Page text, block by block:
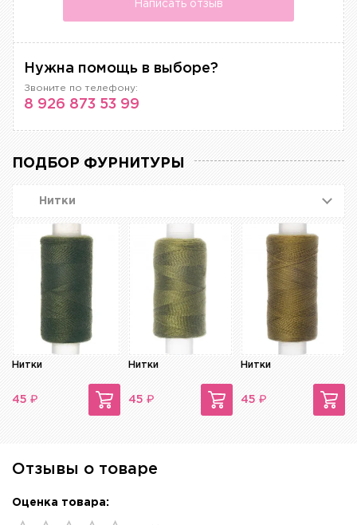
Написать отзыв
Нужна помощь в выборе?
Звоните по телефону:
8 926 873 53 99
ПОДБОР ФУРНИТУРЫ
Нитки
Нитки
45 ₽
Нитки
45 ₽
Нитки
45 ₽
Отзывы о товаре
Оценка товара: